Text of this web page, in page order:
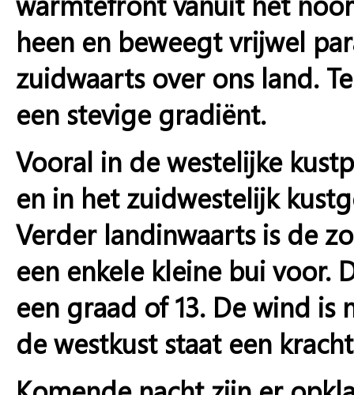
heen en beweegt vrijwel
zuidwaarts over ons land.
een stevige gradiënt.
Vooral in de westelijke
en in het zuidwestelijk
Verder landinwaarts is de
een enkele kleine bui
een graad of 13. De wind
de westkust staat een